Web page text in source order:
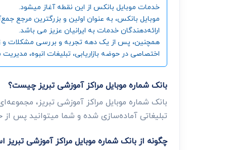
خدمات موبایل بانکس از این نقطه آغاز میشود.
ارائه‌دهندگان خدمات به ایرانیان عزیز می باشد.
همچنین، پس از یک دهه تجربه و بررسی مشکلات و
اختصاصی در حوضه بازاریابی، تبلیغات انبوه،
بانک شماره موبایل مراکز آموزشی تبریز چیست؟
بانک شماره موبایل مراکز آموزشی تبریز،
تبلیغاتی آماده‌سازی شده و شما میتوانید پس از
چگونه از بانک شماره موبایل مراکز آموزشی تبریز